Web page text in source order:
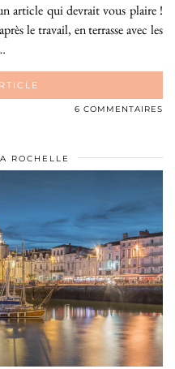
article qui devrait vous plaire !
le travail, en terrasse avec les
6 COMMENTAIRES
ROCHELLE